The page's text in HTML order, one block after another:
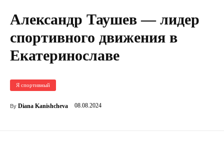
Александр Таушев — лидер
спортивного движения в
Екатеринославе
Я спортивный
By Diana Kanishcheva 08.08.2024